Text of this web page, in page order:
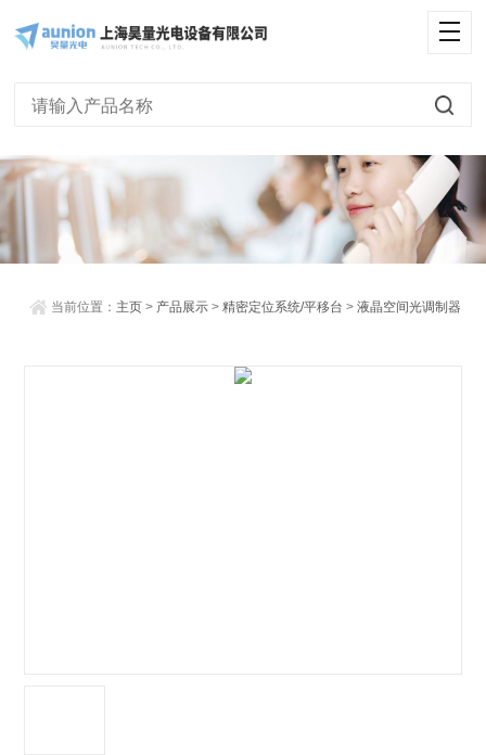
当前位置： 主页 > 产品展示 >精密定位系统/平移台 >液晶空间光调制器